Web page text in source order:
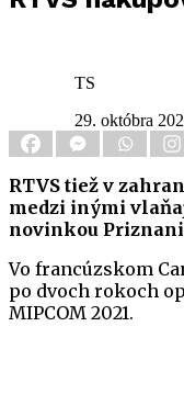
TS
29. októbra
RTVS tiež v
medzi inými
novinkou
Vo francúzskom
po dvoch rokoch
MIPCOM 2021.